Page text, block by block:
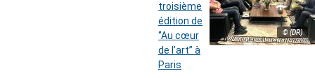
© (DR)
troisième
édition de
‘’Au cœur
de l’art’’ à
Paris